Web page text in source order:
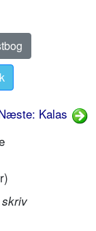
Kalas
skriv